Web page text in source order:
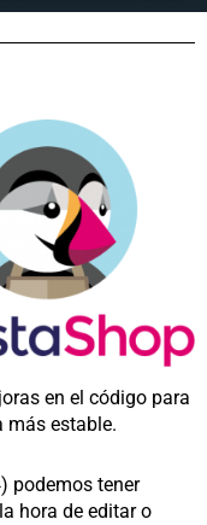
en el código para
más estable.
podemos tener
hora de editar o